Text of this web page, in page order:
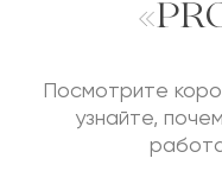
Посмотрите
узнайте,